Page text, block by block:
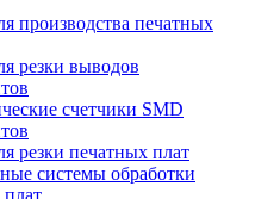
производства печатных
резки выводов
счетчики SMD
резки печатных плат
системы обработки